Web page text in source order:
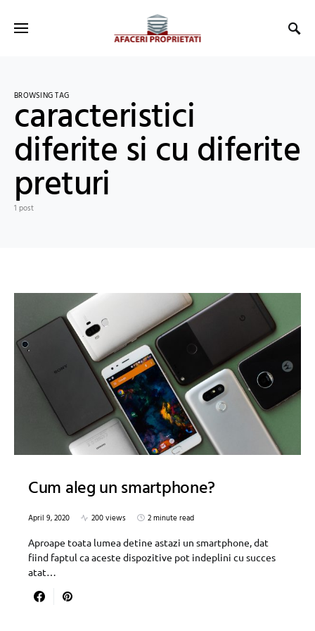
BROWSING TAG
caracteristici
diferite si cu diferite
preturi
1 post
Cum aleg un smartphone?
April 9, 2020 200 views
2 minute read
Aproape toata lumea detine astazi un smartphone, dat
fiind faptul ca aceste dispozitive pot indeplini cu succes
atat…